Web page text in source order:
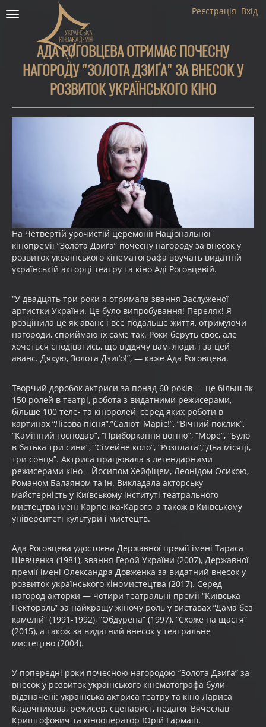
Toggle
navigation
Вхід
Реєстрація
АДА РОГОВЦЕВА ОТРИМАЄ ПОЧЕСНУ
НАГОРОДУ "ЗОЛОТА ДЗИҐА" ЗА ВНЕСОК У
РОЗВИТОК УКРАЇНСЬКОГО КІНО
На Четвертій урочистій церемонії Національної
кінопремії “Золота Дзиґа” почесну нагороду за внесок у
розвиток українського кінематографа вручать видатній
українській акторці театру та кіно Аді Роговцевій.
“У двадцять три роки я отримала звання Заслуженої
артистки України. Це було випробування! Переляк! Я
розцінила це як аванс і все подальше життя, отримуючи
нагороди, сприймаю їх саме так. Роки беруть своє, але
хочеться сподіватись, що віддячу вам, люди, і за цей
аванс. Дякую, Золота Дзиґо!”, — каже Ада Роговцева.
Творчий доробок актриси за понад 60 років — це більш як
150 ролей в театрі, робота з видатними режисерами,
більше 100 теле- та кіноролей, серед яких роботи в
картинах “Лісова пісня”,”Салют, Маріє!”, “Вічний поклик”,
“Камінний господар”, “Приборкання вогню”, “Море”, “Було
в батька три сини”, “Сімейне коло”, “Розплата”,”Два місяці,
три сонця”. Актриса працювала з легендарними
режисерами кіно – Йосипом Хейфіцем, Леонідом Осикою,
Романом Балаяном та ін. Викладала акторську
майстерність у Київському інституті театрального
мистецтва імені Карпенка-Карого, а також в Київському
університеті культури і мистецтв.
Ада Роговцева удостоєна Державної премії імені Тараса
Шевченка (1981), звання Герой України (2007), Державної
премії імені Олександра Довженка за видатний внесок у
розвиток українського кіномистецтва (2017). Серед
нагород акторки — чотири театральні премії “Київська
Пектораль” за найкращу жіночу роль у виставах “Дама без
камелій” (1991-1992), “Обдурена” (1997), “Схоже на щастя”
(2015), а також за видатний внесок у театральне
мистецтво (2004).
У попередні роки почесною нагородою “Золота Дзиґа” за
внесок у розвиток українського кінематографа були
відзначені: українська актриса театру та кіно Лариса
Кадочникова, режисер, сценарист, педагог Вячеслав
Криштофович та кінооператор Юрій Гармаш.